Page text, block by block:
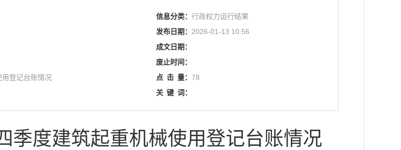
信息分类： 行政权力运行结果
发布日期： 2026-01-13 10:56
成文日期：
废止时间：
登记台账情况 点 击 量： 78
关 键 词：
季度建筑起重机械使用登记台账情况